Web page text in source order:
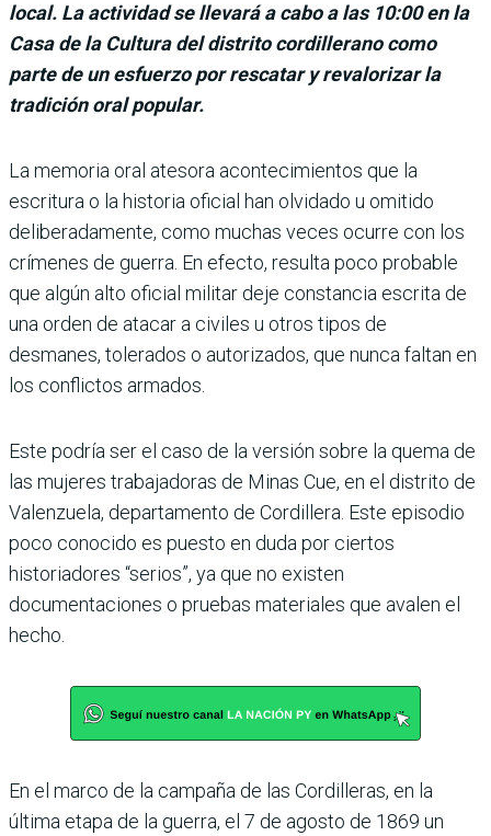
local. La actividad se llevará a cabo a las 10:00 en la
Casa de la Cultura del distrito cordillerano como
parte de un esfuerzo por rescatar y revalorizar la
tradición oral popular.
La memoria oral atesora acontecimientos que la
escritura o la historia oficial han olvidado u omitido
deliberadamente, como muchas veces ocurre con los
crímenes de guerra. En efecto, resulta poco probable
que algún alto oficial militar deje constancia escrita de
una orden de atacar a civiles u otros tipos de
desmanes, tolerados o autorizados, que nunca faltan en
los conflictos armados.
Este podría ser el caso de la versión sobre la quema de
las mujeres trabajadoras de Minas Cue, en el distrito de
Valenzuela, departamento de Cordillera. Este episodio
poco conocido es puesto en duda por ciertos
historiadores “serios”, ya que no existen
documentaciones o pruebas materiales que avalen el
hecho.
En el marco de la campaña de las Cordilleras, en la
última etapa de la guerra, el 7 de agosto de 1869 un